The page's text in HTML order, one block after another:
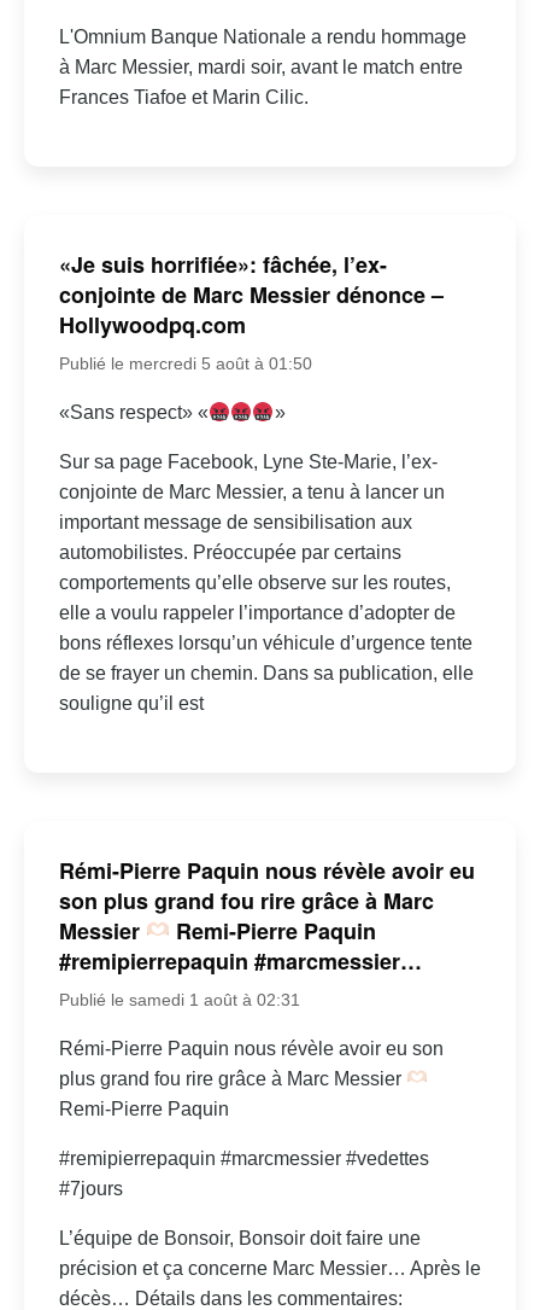
L'Omnium Banque Nationale a rendu hommage
à Marc Messier, mardi soir, avant le match entre
Frances Tiafoe et Marin Cilic.
«Je suis horrifiée»: fâchée, l’ex-
conjointe de Marc Messier dénonce –
Hollywoodpq.com
Publié le mercredi 5 août à 01:50
«Sans respect» « »
Sur sa page Facebook, Lyne Ste-Marie, l’ex-
conjointe de Marc Messier, a tenu à lancer un
important message de sensibilisation aux
automobilistes. Préoccupée par certains
comportements qu’elle observe sur les routes,
elle a voulu rappeler l’importance d’adopter de
bons réflexes lorsqu’un véhicule d’urgence tente
de se frayer un chemin. Dans sa publication, elle
souligne qu’il est
Rémi-Pierre Paquin nous révèle avoir eu
son plus grand fou rire grâce à Marc
Messier
Remi-Pierre Paquin
#remipierrepaquin #marcmessier…
Publié le samedi 1 août à 02:31
Rémi-Pierre Paquin nous révèle avoir eu son
plus grand fou rire grâce à Marc Messier
Remi-Pierre Paquin
#remipierrepaquin #marcmessier #vedettes
#7jours
L’équipe de Bonsoir, Bonsoir doit faire une
précision et ça concerne Marc Messier… Après le
décès… Détails dans les commentaires: